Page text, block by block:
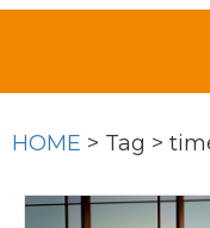
HOME > Tag >